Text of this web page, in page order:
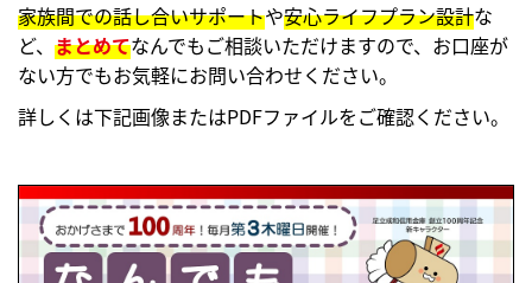
家族間での話し合いサポートや安心ライフプラン設計な
ど、 まとめてなんでもご相談いただけますので、お口座が
ない方でもお気軽にお問い合わせください。
詳しくは下記画像またはPDFファイルをご確認ください。